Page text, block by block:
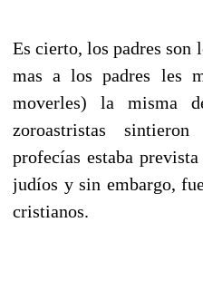
Es cierto, los padres son
mas a los padres les
moverles) la misma
zoroastristas
profecías estaba
judíos y sin embargo,
cristianos.